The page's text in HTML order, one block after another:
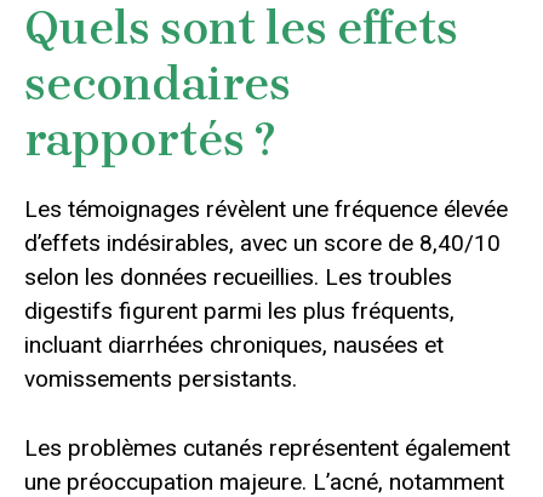
Quels sont les effets
secondaires
rapportés ?
Les témoignages révèlent une fréquence élevée
d’effets indésirables, avec un score de 8,40/10
selon les données recueillies. Les troubles
digestifs figurent parmi les plus fréquents,
incluant diarrhées chroniques, nausées et
vomissements persistants.
Les problèmes cutanés représentent également
une préoccupation majeure. L’acné, notamment